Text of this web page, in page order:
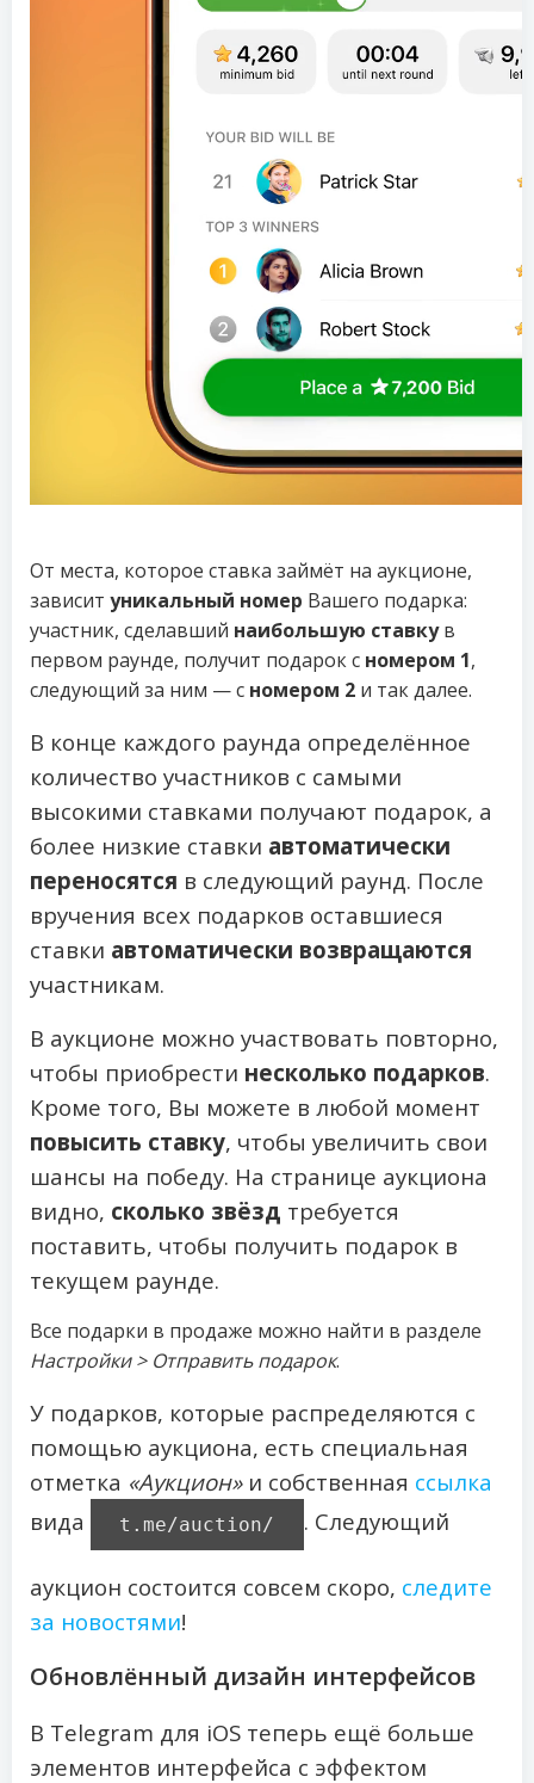
От места, которое ставка займёт на аукционе,
зависит уникальный номер Вашего подарка:
участник, сделавший наибольшую ставкув
первом раунде, получит подарок с номером 1,
следующий за ним — с номером 2 и так далее.
В конце каждого раунда определённое
количество участников с самыми
высокими ставками получают подарок, а
более низкие ставки автоматически
переносятся в следующий раунд. После
вручения всех подарков оставшиеся
ставки автоматически возвращаются
участникам.
В аукционе можно участвовать повторно,
чтобы приобрести несколько подарков.
Кроме того, Вы можете в любой момент
повысить ставку, чтобы увеличить свои
шансы на победу. На странице аукциона
видно, сколько звёзд требуется
поставить, чтобы получить подарок в
текущем раунде.
Все подарки в продаже можно найти в разделе
Настройки > Отправить подарок.
У подарков, которые распределяются с
помощью аукциона, есть специальная
отметка «Аукцион»и собственная ссылка
вида
t.me/auction/ . Следующий
аукцион состоится совсем скоро, следите
за новостями!
Обновлённый дизайн интерфейсов
В Telegram для iOS теперь ещё больше
элементов интерфейса с эффектом